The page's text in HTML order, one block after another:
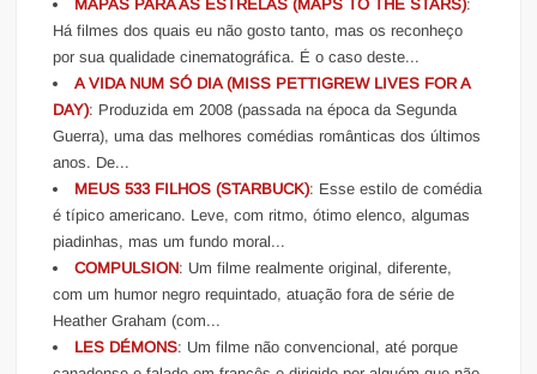
MAPAS PARA AS ESTRELAS (MAPS TO THE STARS):
Há filmes dos quais eu não gosto tanto, mas os reconheço
por sua qualidade cinematográfica. É o caso deste...
A VIDA NUM SÓ DIA (MISS PETTIGREW LIVES FOR A
DAY): Produzida em 2008 (passada na época da Segunda
Guerra), uma das melhores comédias românticas dos últimos
anos. De...
MEUS 533 FILHOS (STARBUCK): Esse estilo de comédia
é típico americano. Leve, com ritmo, ótimo elenco, algumas
piadinhas, mas um fundo moral...
COMPULSION: Um filme realmente original, diferente,
com um humor negro requintado, atuação fora de série de
Heather Graham (com...
LES DÉMONS: Um filme não convencional, até porque